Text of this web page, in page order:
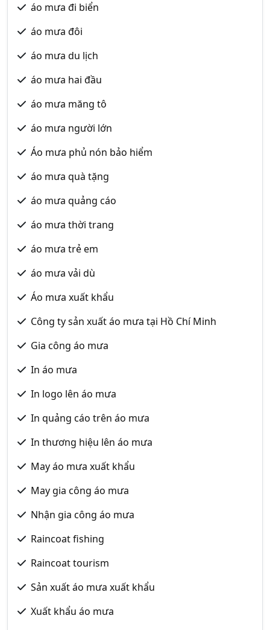
áo mưa đi biển
áo mưa đôi
áo mưa du lịch
áo mưa hai đầu
áo mưa măng tô
áo mưa người lớn
Áo mưa phủ nón bảo hiểm
áo mưa quà tặng
áo mưa quảng cáo
áo mưa thời trang
áo mưa trẻ em
áo mưa vải dù
Áo mưa xuất khẩu
Công ty sản xuất áo mưa tại Hồ Chí Minh
Gia công áo mưa
In áo mưa
In logo lên áo mưa
In quảng cáo trên áo mưa
In thương hiệu lên áo mưa
May áo mưa xuất khẩu
May gia công áo mưa
Nhận gia công áo mưa
Raincoat fishing
Raincoat tourism
Sản xuất áo mưa xuất khẩu
Xuất khẩu áo mưa